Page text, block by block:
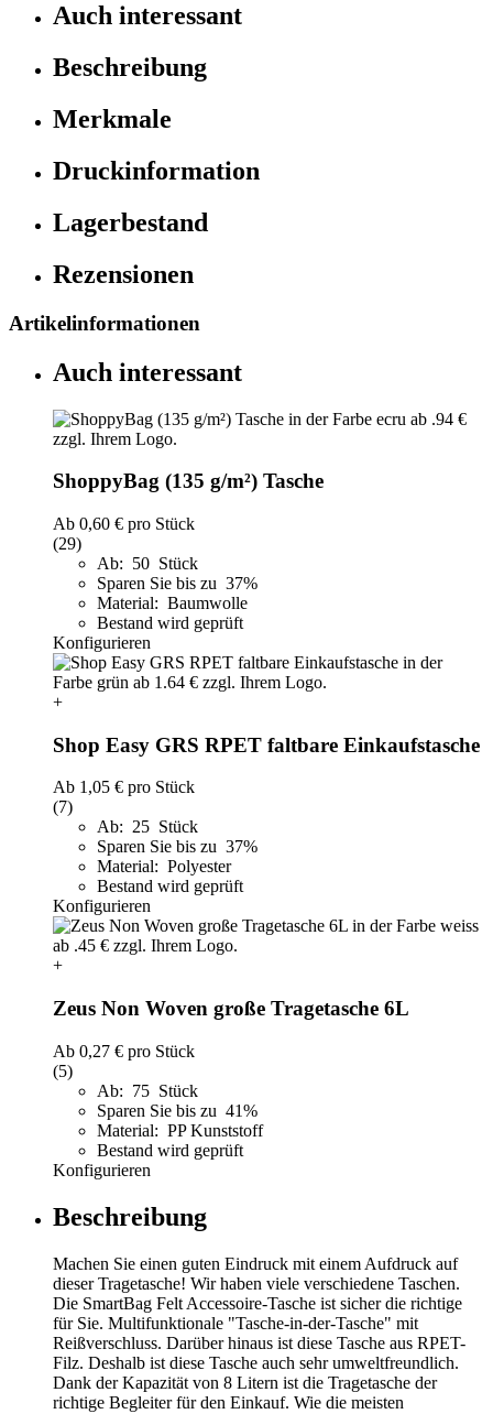
Auch interessant
Beschreibung
Merkmale
Druckinformation
Lagerbestand
Rezensionen
Artikelinformationen
Auch interessant
ShoppyBag (135 g/m²) Tasche
Ab 0,60 € pro Stück
(29)
Ab: 50 Stück
Sparen Sie bis zu 37%
Material: Baumwolle
Bestand wird geprüft
Konfigurieren
+
Shop Easy GRS RPET faltbare Einkaufstasche
Ab 1,05 € pro Stück
(7)
Ab: 25 Stück
Sparen Sie bis zu 37%
Material: Polyester
Bestand wird geprüft
Konfigurieren
+
Zeus Non Woven große Tragetasche 6L
Ab 0,27 € pro Stück
(5)
Ab: 75 Stück
Sparen Sie bis zu 41%
Material: PP Kunststoff
Bestand wird geprüft
Konfigurieren
Beschreibung
Machen Sie einen guten Eindruck mit einem Aufdruck auf
dieser Tragetasche! Wir haben viele verschiedene Taschen.
Die SmartBag Felt Accessoire-Tasche ist sicher die richtige
für Sie. Multifunktionale "Tasche-in-der-Tasche" mit
Reißverschluss. Darüber hinaus ist diese Tasche aus RPET-
Filz. Deshalb ist diese Tasche auch sehr umweltfreundlich.
Dank der Kapazität von 8 Litern ist die Tragetasche der
richtige Begleiter für den Einkauf. Wie die meisten